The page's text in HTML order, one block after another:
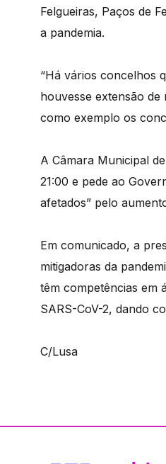
Felgueiras, Paços de
a pandemia.
“Há vários concelhos
houvesse extensão de
como exemplo os
A Câmara Municipal
21:00 e pede ao
afetados” pelo
Em comunicado, a
mitigadoras da
têm competências em
SARS-CoV-2, dando
C/Lusa